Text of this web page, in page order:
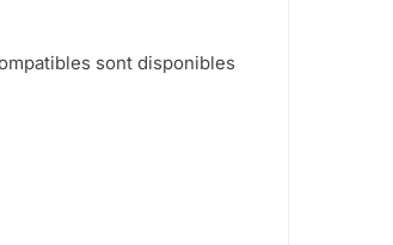
sont disponibles